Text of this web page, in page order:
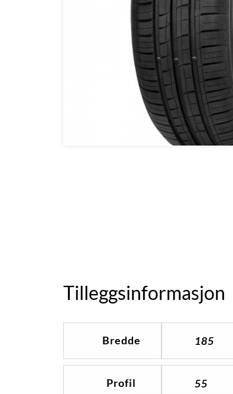
Tilleggsinformasjon
Bredde 185
Profil 55